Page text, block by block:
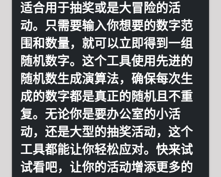
适合用于抽奖或是大冒险的活
动。只需要输入你想要的数字范
围和数量，就可以立即得到一组
随机数字。这个工具使用先进的
随机数生成演算法，确保每次生
成的数字都是真正的随机且不重
复。无论你是要办公室的小活
动，还是大型的抽奖活动，这个
工具都能让你轻松应对。快来试
试看吧，让你的活动增添更多的